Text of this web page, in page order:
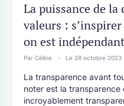
La puissance de
valeurs :
on est
Par Céline Le 28 octobre 2023
La transparence avant
noter est la
incroyablement